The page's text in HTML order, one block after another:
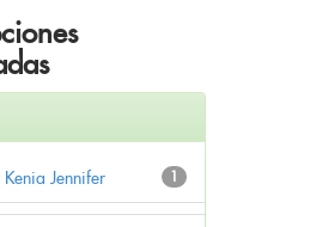
1
Kenia Jennifer